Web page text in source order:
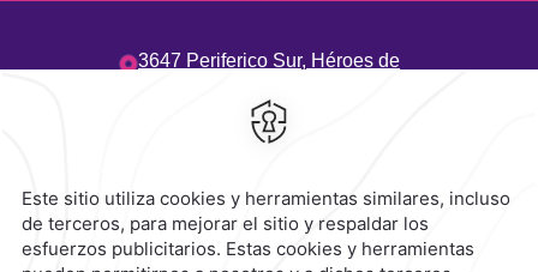
3647 Periferico Sur, Héroes de
México
555 449 3650
contacto@caminoreal.com
reservaciones@caminoreal.com